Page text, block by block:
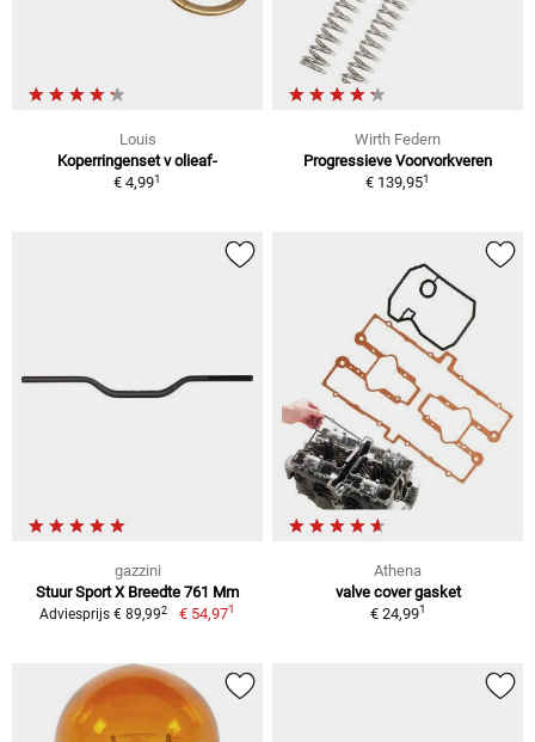
Louis
Koperringenset v olieaf-
€ 4,991
Wirth Federn
Progressieve Voorvorkveren
€ 139,951
gazzini
Stuur Sport X Breedte 761 Mm
Adviesprijs € 89,992 € 54,971
Athena
valve cover gasket
€ 24,991